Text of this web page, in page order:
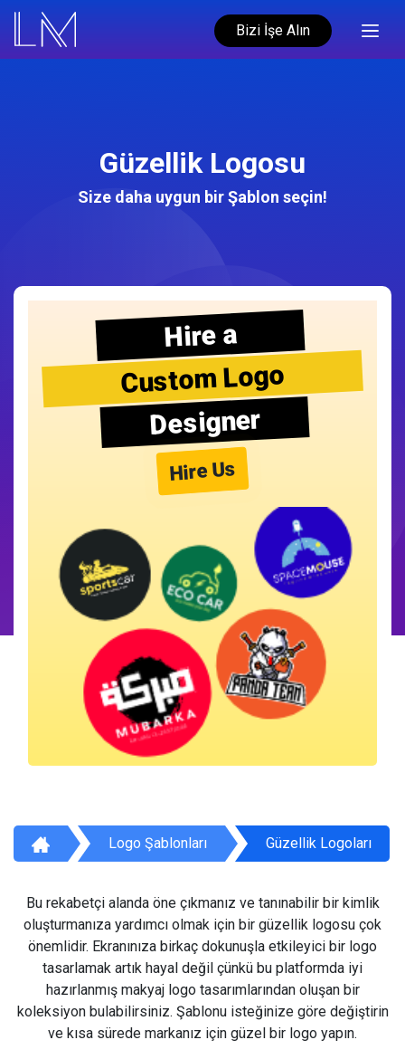
Bizi İşe Alın
Güzellik Logosu
Size daha uygun bir Şablon seçin!
Hire a
Custom Logo
Designer
Hire Us
Logo Şablonları Güzellik Logoları
Bu rekabetçi alanda öne çıkmanız ve tanınabilir bir kimlik
oluşturmanıza yardımcı olmak için bir güzellik logosu çok
önemlidir. Ekranınıza birkaç dokunuşla etkileyici bir logo
tasarlamak artık hayal değil çünkü bu platformda iyi
hazırlanmış makyaj logo tasarımlarından oluşan bir
koleksiyon bulabilirsiniz. Şablonu isteğinize göre değiştirin
ve kısa sürede markanız için güzel bir logo yapın.